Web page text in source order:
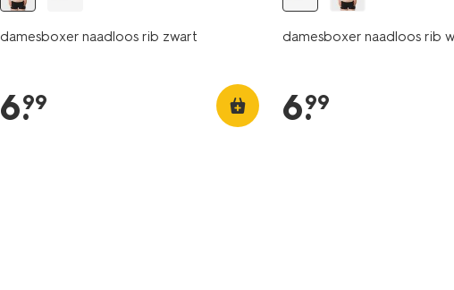
damesboxer naadloos rib zwart
6.
99
damesboxer naadloos rib
6.
99